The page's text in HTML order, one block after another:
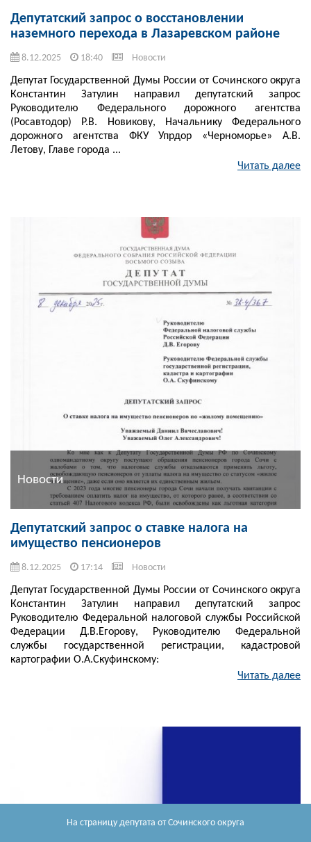
На страницу депутата от Сочинского округа
Депутатский запрос о восстановлении
наземного перехода в Лазаревском районе
8.12.2025 18:40 Новости
Депутат Государственной Думы России от Сочинского округа
Константин Затулин направил депутатский запрос
Руководителю Федерального дорожного агентства
(Росавтодор) Р.В. Новикову, Начальнику Федерального
дорожного агентства ФКУ Упрдор «Черноморье» А.В.
Летову, Главе города ...
Читать далее
Новости
Депутатский запрос о ставке налога на
имущество пенсионеров
8.12.2025 17:14 Новости
Депутат Государственной Думы России от Сочинского округа
Константин Затулин направил депутатский запрос
Руководителю Федеральной налоговой службы Российской
Федерации Д.В.Егорову, Руководителю Федеральной
службы государственной регистрации, кадастровой
картографии О.А.Скуфинскому:
Читать далее